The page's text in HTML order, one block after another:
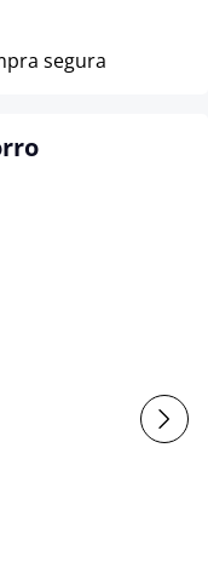
segura